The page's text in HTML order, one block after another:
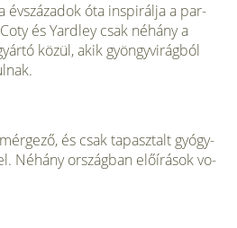
év­századok óta inspirálja a par­
és Yardley csak néhány a
közül, akik gyöngyvirágból
és csak tapasztalt gyógy­
Né­hány országban előírások vo­